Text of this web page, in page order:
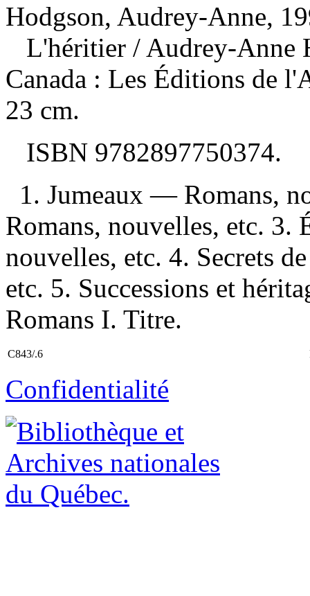
Hodgson, Audrey-Anne,
L'héritier / Audrey-Anne
Canada : Les Éditions de
23 cm.
ISBN 9782897750374.
1. Jumeaux — Romans,
Romans, nouvelles, etc. 3.
nouvelles, etc. 4. Secrets
etc. 5. Successions et
Romans I. Titre.
C843/.6
Confidentialité